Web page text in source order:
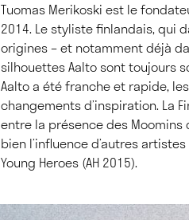
Tuomas Merikoski est le
2014. Le styliste finlandais, qui
origines – et notamment déjà
silhouettes Aalto sont toujours
Aalto a été franche et rapide,
changements d’inspiration. La
entre la présence des Moomins
bien l’influence d’autres
Young Heroes (AH 2015).